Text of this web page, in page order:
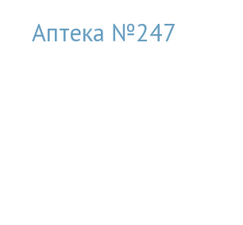
Аптека №247